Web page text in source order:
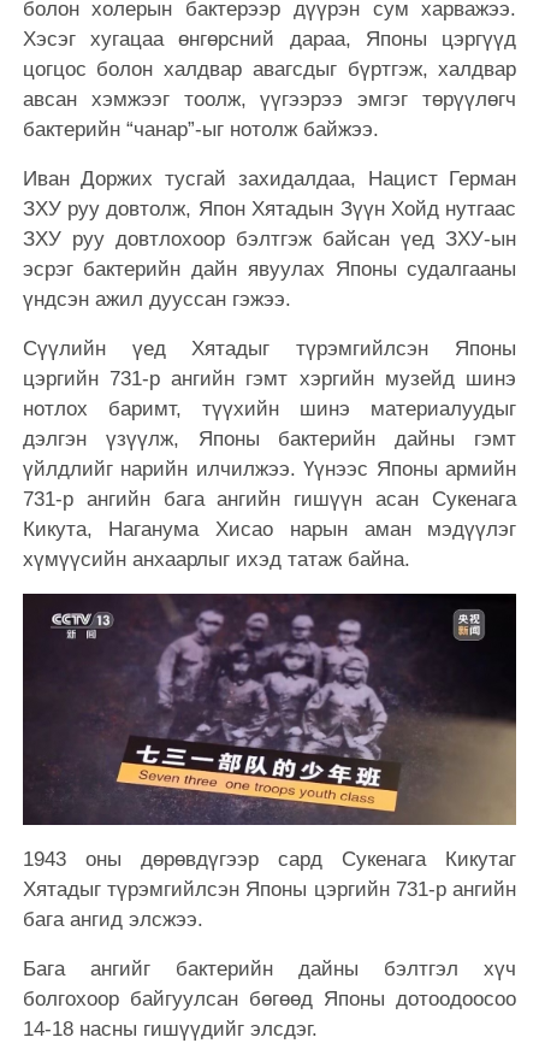
болон холерын бактерээр дүүрэн сум харважээ.
Хэсэг хугацаа өнгөрсний дараа, Японы цэргүүд
цогцос болон халдвар авагсдыг бүртгэж, халдвар
авсан хэмжээг тоолж, үүгээрээ эмгэг төрүүлөгч
бактерийн “чанар”-ыг нотолж байжээ.
Иван Доржих тусгай захидалдаа, Нацист Герман
ЗХУ руу довтолж, Япон Хятадын Зүүн Хойд нутгаас
ЗХУ руу довтлохоор бэлтгэж байсан үед ЗХУ-ын
эсрэг бактерийн дайн явуулах Японы судалгааны
үндсэн ажил дууссан гэжээ.
Сүүлийн үед Хятадыг түрэмгийлсэн Японы
цэргийн 731-р ангийн гэмт хэргийн музейд шинэ
нотлох баримт, түүхийн шинэ материалуудыг
дэлгэн үзүүлж, Японы бактерийн дайны гэмт
үйлдлийг нарийн илчилжээ. Үүнээс Японы армийн
731-р ангийн бага ангийн гишүүн асан Сукенага
Кикута, Наганума Хисао нарын аман мэдүүлэг
хүмүүсийн анхаарлыг ихэд татаж байна.
1943 оны дөрөвдүгээр сард Сукенага Кикутаг
Хятадыг түрэмгийлсэн Японы цэргийн 731-р ангийн
бага ангид элсжээ.
Бага ангийг бактерийн дайны бэлтгэл хүч
болгохоор байгуулсан бөгөөд Японы дотоодоосоо
14-18 насны гишүүдийг элсдэг.